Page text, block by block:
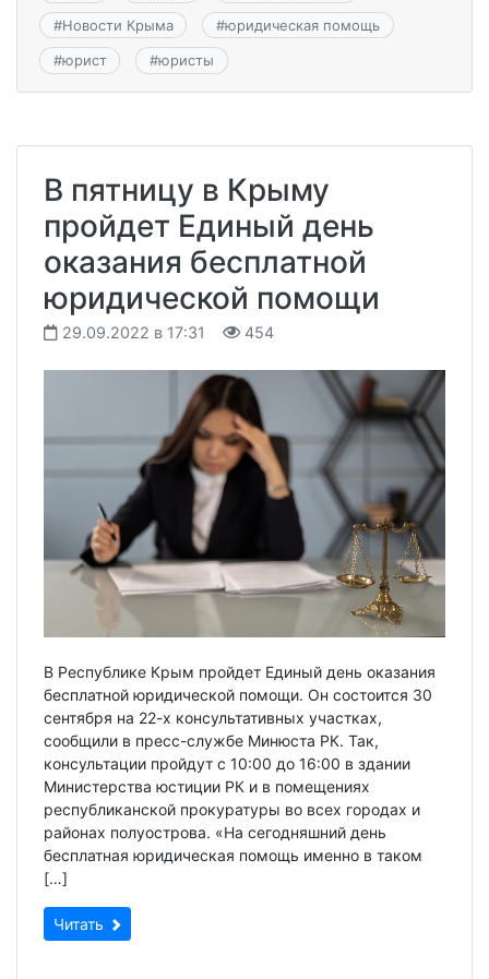
#Новости Крыма #юридическая помощь
#юрист #юристы
В пятницу в Крыму
пройдет Единый день
оказания бесплатной
юридической помощи
29.09.2022 в 17:31 454
В Республике Крым пройдет Единый день оказания
бесплатной юридической помощи. Он состоится 30
сентября на 22-х консультативных участках,
сообщили в пресс-службе Минюста РК. Так,
консультации пройдут с 10:00 до 16:00 в здании
Министерства юстиции РК и в помещениях
республиканской прокуратуры во всех городах и
районах полуострова. «На сегодняшний день
бесплатная юридическая помощь именно в таком
[…]
Читать